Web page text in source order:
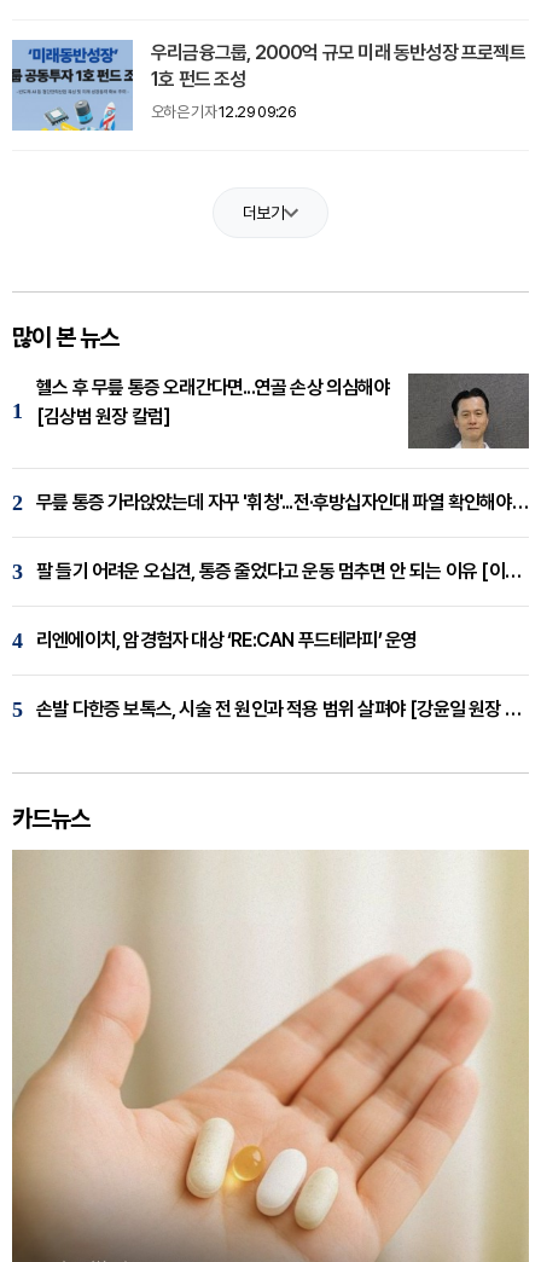
우리금융그룹, 2000억 규모 미래 동반성장 프로젝트
1호 펀드 조성
오하은 기자12.29 09:26
더보기
많이 본 뉴스
1
헬스 후 무릎 통증 오래간다면...연골 손상 의심해야
[김상범 원장 칼럼]
2 무릎 통증 가라앉았는데 자꾸 '휘청'...전·후방십자인대 파열 확인해야 [곽우경 원장 칼럼]
3 팔 들기 어려운 오십견, 통증 줄었다고 운동 멈추면 안 되는 이유 [이병욱 원장 칼럼]
4 리엔에이치, 암경험자 대상 ‘RE:CAN 푸드테라피’ 운영
5 손발 다한증 보톡스, 시술 전 원인과 적용 범위 살펴야 [강윤일 원장 칼럼]
카드뉴스